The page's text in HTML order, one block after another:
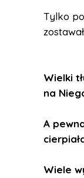
Tylko
Wielki
na
A
Wiele